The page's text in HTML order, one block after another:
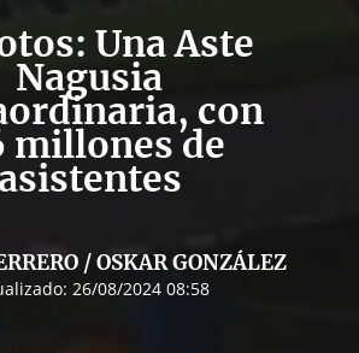
Una Aste
Nagusia
con
millones de
asistentes
/ OSKAR GONZÁLEZ
26/08/2024 08:58